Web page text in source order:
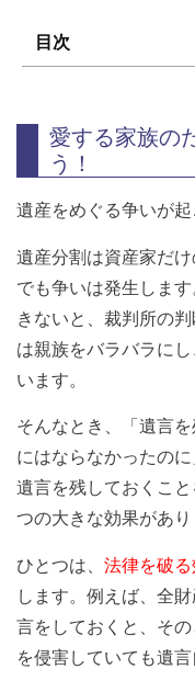
目次
愛する家族の
う！
遺産をめぐる争いが起
遺産分割は資産家だ
でも争いは発生しま
きないと、裁判所の
は親族をバラバラに
います。
そんなとき、「遺言
にはならなかったの
遺言を残しておくこ
つの大きな効果があり
ひとつは、 法律を破
します。例えば、全
言をしておくと、そ
を侵害していても遺言